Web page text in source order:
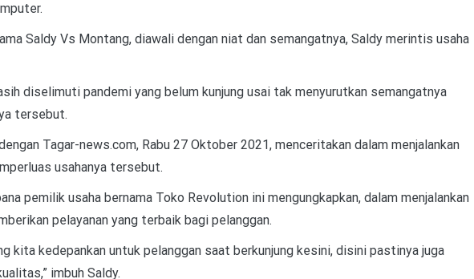
Saldy Vs Montang, diawali dengan niat dan semangatnya, Saldy merintis usaha
diselimuti pandemi yang belum kunjung usai tak menyurutkan semangatnya
tersebut.
Tagar-news.com, Rabu 27 Oktober 2021, menceritakan dalam menjalankan
usahanya tersebut.
pemilik usaha bernama Toko Revolution ini mengungkapkan, dalam menjalankan
pelayanan yang terbaik bagi pelanggan.
kita kedepankan untuk pelanggan saat berkunjung kesini, disini pastinya juga
imbuh Saldy.